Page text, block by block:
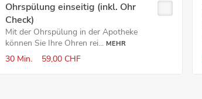
Ohrspülung einseitig (inkl. Ohr
Check)
Mit der Ohrspülung in der Apotheke
können Sie Ihre Ohren rei... MEHR
30 Min. 59,00 CHF